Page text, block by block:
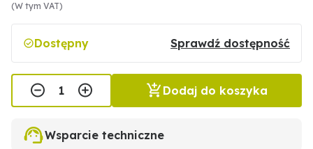
(W tym VAT)
Dostępny Sprawdź dostępność
Dodaj do koszyka
Wsparcie techniczne